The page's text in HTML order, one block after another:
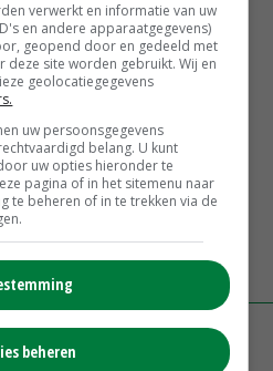
A-ware en Amalthea gaat
balans’
vraag naar geitenzuivel blijft
in Europese top
Deere 7730
verwerkt en informatie van uw
en andere apparaatgegevens)
geopend door en gedeeld met
site worden gebruikt. Wij en
geolocatiegegevens
uw persoonsgegevens
belang. U kunt
uw opties hieronder te
pagina of in het sitemenu naar
te beheren of in te trekken via de
beheren